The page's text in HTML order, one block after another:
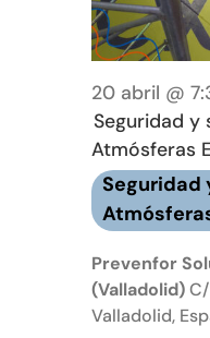
20 abril @
Seguridad y
Atmósferas
Seguridad
Prevenfor
(Valladolid)
Valladolid,